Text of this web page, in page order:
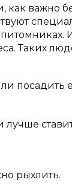
важно
Таких
посадить
рыхлить.